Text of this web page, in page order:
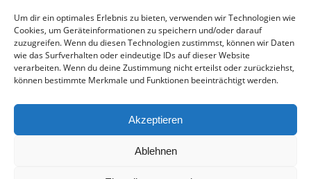
Um dir ein optimales Erlebnis zu bieten, verwenden wir Technologien wie
Cookies, um Geräteinformationen zu speichern und/oder darauf
zuzugreifen. Wenn du diesen Technologien zustimmst, können wir Daten
wie das Surfverhalten oder eindeutige IDs auf dieser Website
verarbeiten. Wenn du deine Zustimmung nicht erteilst oder zurückziehst,
können bestimmte Merkmale und Funktionen beeinträchtigt werden.
Akzeptieren
Ablehnen
30. Juli 2026
Deine Spielminute: 89+1
28. Juli 2026
Neuer Rückensponsor
Neue Podcast-Folge: So tickt Björn!
27. Juli 2026